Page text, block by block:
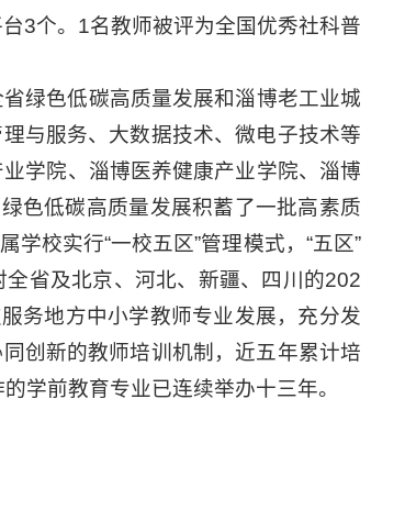
3个。1名教师被评为全国优秀社科普
绿色低碳高质量发展和淄博老工业城
与服务、大数据技术、微电子技术等
学院、淄博医养健康产业学院、淄博
色低碳高质量发展积蓄了一批高素质
校实行“一校五区”管理模式，“五区”
省及北京、河北、新疆、四川的202
务地方中小学教师专业发展，充分发
创新的教师培训机制，近五年累计培
学前教育专业已连续举办十三年。